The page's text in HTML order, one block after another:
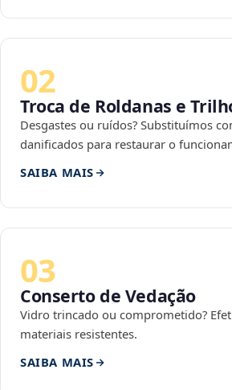
02
Troca de Roldanas e
Desgastes ou ruídos? Substituímos
danificados para restaurar o
SAIBA MAIS
03
Conserto de Vedação
Vidro trincado ou comprometido?
materiais resistentes.
SAIBA MAIS